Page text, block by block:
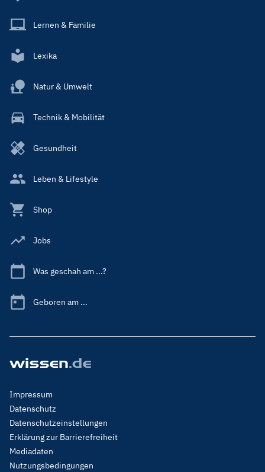
Lernen & Familie
Lexika
Natur & Umwelt
Technik & Mobilität
Gesundheit
Leben & Lifestyle
Shop
Jobs
Was geschah am ...?
Geboren am ...
Footer
Menu
Legal
Impressum
Datenschutz
Datenschutzeinstellungen
Erklärung zur Barrierefreiheit
Mediadaten
Nutzungsbedingungen